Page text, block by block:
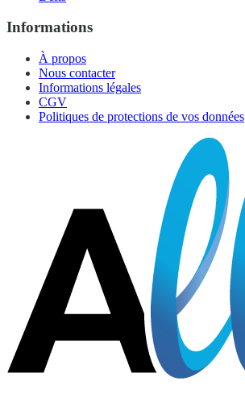
Informations
À propos
Nous contacter
Informations légales
CGV
Politiques de protections de vos données